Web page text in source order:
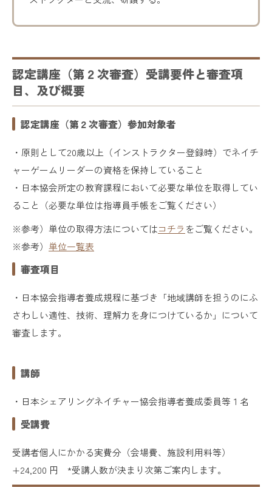
認定講座（第２次審査）受講要件と審査項
目、及び概要
認定講座（第２次審査）参加対象者
・原則として20歳以上（インストラクター登録時）でネイチ
ャーゲームリーダーの資格を保持していること
・日本協会所定の教育課程において必要な単位を取得してい
ること（必要な単位は指導員手帳をご覧ください）
※参考）単位の取得方法についてはコチラ をご覧ください。
※参考） 単位一覧表
審査項目
・日本協会指導者養成規程に基づき「地域講師を担うのにふ
さわしい適性、技術、理解力を身につけているか」について
審査します。
講師
・日本シェアリングネイチャー協会指導者養成委員等１名
受講費
受講者個人にかかる実費分（会場費、施設利用料等）
+24,200 円 *受講人数が決まり次第ご案内します。